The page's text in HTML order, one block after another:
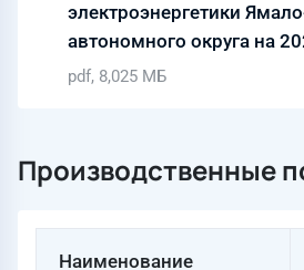
электроэнергетики
автономного округа на
pdf, 8,025 МБ
Производственные
Наименование